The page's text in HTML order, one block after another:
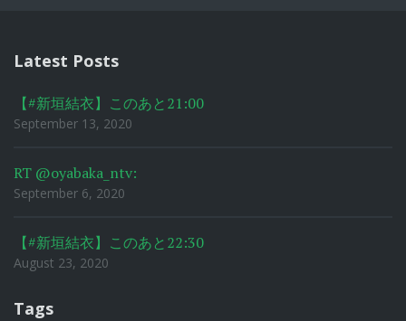
Latest Posts
【#新垣結衣】このあと21:00
September 13, 2020
RT @oyabaka_ntv:
September 6, 2020
【#新垣結衣】このあと22:30
August 23, 2020
Tags